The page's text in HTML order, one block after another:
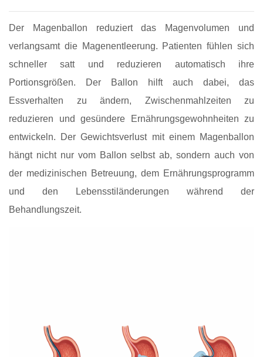
Der Magenballon reduziert das Magenvolumen und
verlangsamt die Magenentleerung. Patienten fühlen sich
schneller satt und reduzieren automatisch ihre
Portionsgrößen. Der Ballon hilft auch dabei, das
Essverhalten zu ändern, Zwischenmahlzeiten zu
reduzieren und gesündere Ernährungsgewohnheiten zu
entwickeln. Der Gewichtsverlust mit einem Magenballon
hängt nicht nur vom Ballon selbst ab, sondern auch von
der medizinischen Betreuung, dem Ernährungsprogramm
und den Lebensstiländerungen während der
Behandlungszeit.